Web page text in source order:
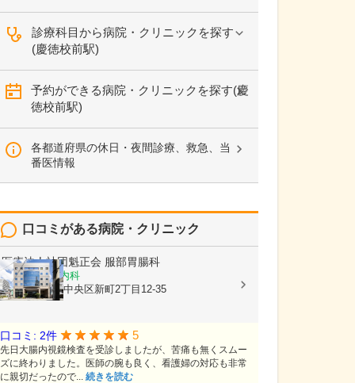
診療科目から病院・クリニックを探す
(慶徳校前駅)
予約ができる病院・クリニックを探す(慶
徳校前駅)
各都道府県の休日・夜間診療、救急、当
番医情報
口コミがある病院・クリニック
医療法人社団魁正会 服部胃腸科
消化器内科, 内科
熊本県熊本市中央区新町2丁目12-35
口コミ: 2件 5
先日大腸内視鏡検査を受診しましたが、苦痛も無くスムー
ズに終わりました。医師の腕も良く、看護婦の対応も非常
に親切だったので... 続きを読む